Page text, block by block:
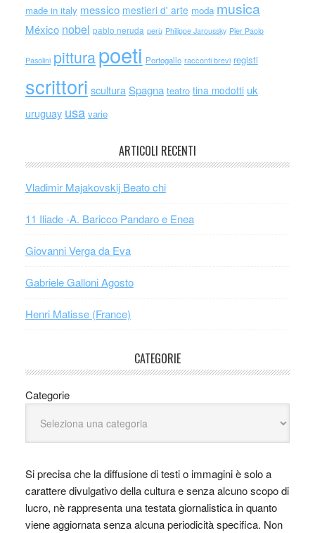
made in italy messico mestieri d' arte moda musica
México nobel pablo neruda perù Philippe Jaroussky Pier Paolo
Pasolini pitturapoeti Portogallo racconti brevi registi
scrittori sculturaSpagna teatro tina modotti uk
uruguay usa varie
ARTICOLI RECENTI
Vladimir Majakovskij Beato chi
11 Iliade -A. Baricco Pandaro e Enea
Giovanni Verga da Eva
Gabriele Galloni Agosto
Henri Matisse (France)
CATEGORIE
Categorie
Si precisa che la diffusione di testi o immagini è solo a
carattere divulgativo della cultura e senza alcuno scopo di
lucro, nè rappresenta una testata giornalistica in quanto
viene aggiornata senza alcuna periodicità specifica. Non